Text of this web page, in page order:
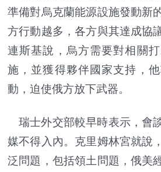
準備對烏克蘭能源設施發動新
方行動越多，各方與其達成協
連斯基說，烏方需要對相關
施，並獲得夥伴國家支持，
動，迫使俄方放下武器。
瑞士外交部較早時表示，會
媒不得入內。克里姆林宮就說
泛問題，包括領土問題，俄美